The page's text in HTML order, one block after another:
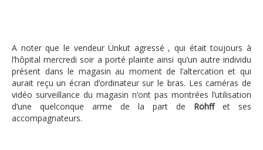
A noter que le vendeur Ünkut agressé , qui était toujours à
l’hôpital mercredi soir a porté plainte ainsi qu’un autre individu
présent dans le magasin au moment de l’altercation et qui
aurait reçu un écran d’ordinateur sur le bras. Les caméras de
vidéo surveillance du magasin n’ont pas montrées l’utilisation
d’une quelconque arme de la part de Rohffet ses
accompagnateurs.